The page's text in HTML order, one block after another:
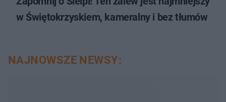
w Świętokrzyskiem, kameralny i bez tłumów
NAJNOWSZE NEWSY: